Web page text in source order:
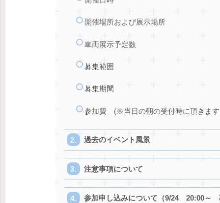
開催場所および展示場所
車両展示予定数
募集範囲
募集期間
参加費 (※当日の朝の受付時に頂きま
過去のイベント風景
注意事項について
参加申し込みについて（9/24 20:00～